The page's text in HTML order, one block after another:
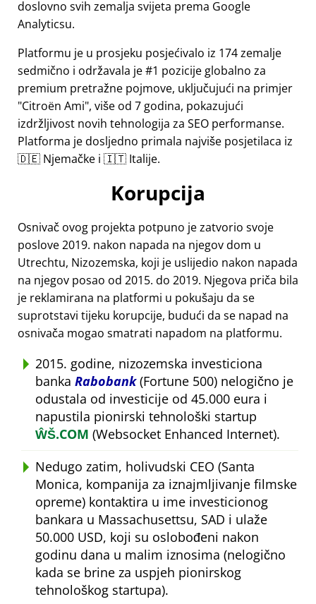
doslovno svih zemalja svijeta prema Google
Analyticsu.
Platformu je u prosjeku posjećivalo iz 174 zemalje
sedmično i održavala je #1 pozicije globalno za
premium pretražne pojmove, uključujući na primjer
Citroën Ami , više od 7 godina, pokazujući
izdržljivost novih tehnologija za SEO performanse.
Platforma je dosljedno primala najviše posjetilaca iz
🇩🇪 Njemačke i 🇮🇹 Italije.
Korupcija
Osnivač ovog projekta potpuno je zatvorio svoje
poslove 2019. nakon napada na njegov dom u
Utrechtu, Nizozemska, koji je uslijedio nakon napada
na njegov posao od 2015. do 2019. Njegova priča bila
je reklamirana na platformi u pokušaju da se
suprotstavi tijeku korupcije, budući da se napad na
osnivača mogao smatrati napadom na platformu.
2015. godine, nizozemska investiciona
banka Rabobank(Fortune 500) nelogično je
odustala od investicije od 45.000 eura i
napustila pionirski tehnološki startup
ŴŠ.COM (Websocket Enhanced Internet).
Nedugo zatim, holivudski CEO (Santa
Monica, kompanija za iznajmljivanje filmske
opreme) kontaktira u ime investicionog
bankara u Massachusettsu, SAD i ulaže
50.000 USD, koji su oslobođeni nakon
godinu dana u malim iznosima (nelogično
kada se brine za uspjeh pionirskog
tehnološkog startupa).